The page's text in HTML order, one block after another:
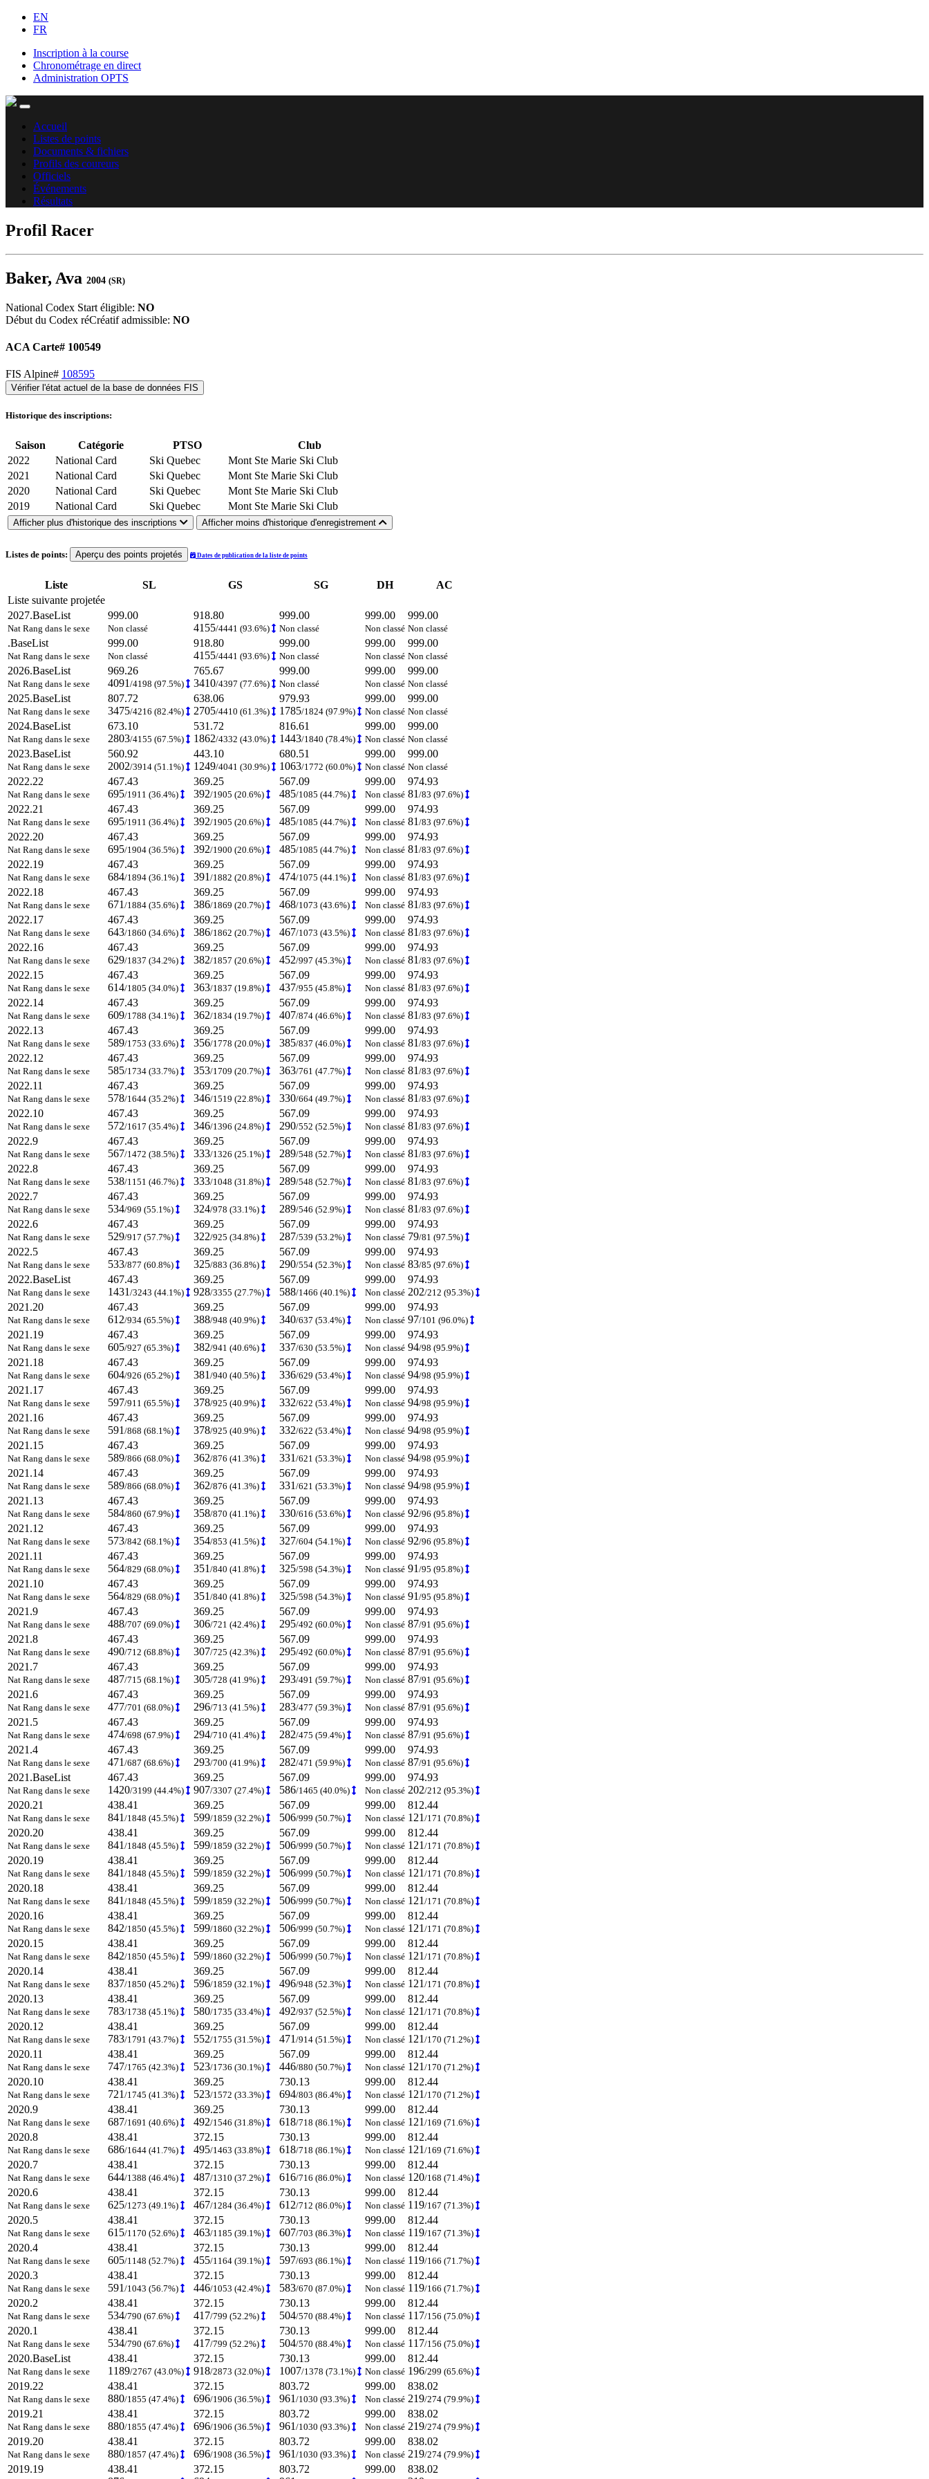
EN
FR
Inscription à la course
Chronométrage en direct
Administration OPTS
Accueil
Listes de points
Documents & fichiers
Profils des coureurs
Officiels
Événements
Résultats
Profil Racer
Baker, Ava 2004 (SR)
National Codex Start éligible: NO
Début du Codex réCréatif admissible: NO
ACA Carte# 100549
FIS Alpine# 108595
Vérifier l'état actuel de la base de données FIS
Historique des inscriptions:
Saison Catégorie PTSO
Club
2022
National Card Ski Quebec
Mont Ste Marie Ski Club
2021
National Card Ski Quebec
Mont Ste Marie Ski Club
2020
National Card Ski Quebec
Mont Ste Marie Ski Club
2019
National Card Ski Quebec Mont Ste Marie Ski Club
Afficher plus d'historique des inscriptions Afficher moins d'historique d'enregistrement
Listes de points: Aperçu des points projetés Dates de publication de la liste de points
Liste SL GS SG DH
AC
Liste suivante projetée
2027.BaseList
Nat Rang dans le sexe
999.00
Non classé
918.80
4155/4441 (93.6%)
999.00
Non classé
999.00
Non classé
999.00
Non classé
.BaseList
Nat Rang dans le sexe
999.00
Non classé
918.80
4155/4441 (93.6%)
999.00
Non classé
999.00
Non classé
999.00
Non classé
2026.BaseList
Nat Rang dans le sexe
969.26
4091 /4198 (97.5%)
765.67
3410/4397 (77.6%)
999.00
Non classé
999.00
Non classé
999.00
Non classé
2025.BaseList
Nat Rang dans le sexe
807.72
3475/4216 (82.4%)
638.06
2705/4410 (61.3%)
979.93
1785/1824 (97.9%)
999.00
Non classé
999.00
Non classé
2024.BaseList
Nat Rang dans le sexe
673.10
2803/4155 (67.5%)
531.72
1862/4332 (43.0%)
816.61
1443/1840 (78.4%)
999.00
Non classé
999.00
Non classé
2023.BaseList
Nat Rang dans le sexe
560.92
2002/3914 (51.1%)
443.10
1249/4041 (30.9%)
680.51
1063/1772 (60.0%)
999.00
Non classé
999.00
Non classé
2022.22
Nat Rang dans le sexe
467.43
695/1911 (36.4%)
369.25
392/1905 (20.6%)
567.09
485/1085 (44.7%)
999.00
Non classé
974.93
81 /83 (97.6%)
2022.21
Nat Rang dans le sexe
467.43
695/1911 (36.4%)
369.25
392/1905 (20.6%)
567.09
485/1085 (44.7%)
999.00
Non classé
974.93
81 /83 (97.6%)
2022.20
Nat Rang dans le sexe
467.43
695/1904 (36.5%)
369.25
392/1900 (20.6%)
567.09
485/1085 (44.7%)
999.00
Non classé
974.93
81 /83 (97.6%)
2022.19
Nat Rang dans le sexe
467.43
684/1894 (36.1%)
369.25
391 /1882 (20.8%)
567.09
474/1075 (44.1%)
999.00
Non classé
974.93
81 /83 (97.6%)
2022.18
Nat Rang dans le sexe
467.43
671 /1884 (35.6%)
369.25
386/1869 (20.7%)
567.09
468/1073 (43.6%)
999.00
Non classé
974.93
81 /83 (97.6%)
2022.17
Nat Rang dans le sexe
467.43
643/1860 (34.6%)
369.25
386/1862 (20.7%)
567.09
467/1073 (43.5%)
999.00
Non classé
974.93
81 /83 (97.6%)
2022.16
Nat Rang dans le sexe
467.43
629/1837 (34.2%)
369.25
382/1857 (20.6%)
567.09
452/997 (45.3%)
999.00
Non classé
974.93
81 /83 (97.6%)
2022.15
Nat Rang dans le sexe
467.43
614/1805 (34.0%)
369.25
363/1837 (19.8%)
567.09
437/955 (45.8%)
999.00
Non classé
974.93
81 /83 (97.6%)
2022.14
Nat Rang dans le sexe
467.43
609/1788 (34.1%)
369.25
362/1834 (19.7%)
567.09
407/874 (46.6%)
999.00
Non classé
974.93
81 /83 (97.6%)
2022.13
Nat Rang dans le sexe
467.43
589/1753 (33.6%)
369.25
356/1778 (20.0%)
567.09
385/837 (46.0%)
999.00
Non classé
974.93
81 /83 (97.6%)
2022.12
Nat Rang dans le sexe
467.43
585/1734 (33.7%)
369.25
353/1709 (20.7%)
567.09
363/761 (47.7%)
999.00
Non classé
974.93
81 /83 (97.6%)
2022.11
Nat Rang dans le sexe
467.43
578/1644 (35.2%)
369.25
346/1519 (22.8%)
567.09
330/664 (49.7%)
999.00
Non classé
974.93
81 /83 (97.6%)
2022.10
Nat Rang dans le sexe
467.43
572/1617 (35.4%)
369.25
346/1396 (24.8%)
567.09
290/552 (52.5%)
999.00
Non classé
974.93
81 /83 (97.6%)
2022.9
Nat Rang dans le sexe
467.43
567/1472 (38.5%)
369.25
333/1326 (25.1%)
567.09
289/548 (52.7%)
999.00
Non classé
974.93
81 /83 (97.6%)
2022.8
Nat Rang dans le sexe
467.43
538/1151 (46.7%)
369.25
333/1048 (31.8%)
567.09
289/548 (52.7%)
999.00
Non classé
974.93
81 /83 (97.6%)
2022.7
Nat Rang dans le sexe
467.43
534/969 (55.1%)
369.25
324/978 (33.1%)
567.09
289/546 (52.9%)
999.00
Non classé
974.93
81 /83 (97.6%)
2022.6
Nat Rang dans le sexe
467.43
529/917 (57.7%)
369.25
322/925 (34.8%)
567.09
287/539 (53.2%)
999.00
Non classé
974.93
79/81 (97.5%)
2022.5
Nat Rang dans le sexe
467.43
533/877 (60.8%)
369.25
325/883 (36.8%)
567.09
290/554 (52.3%)
999.00
Non classé
974.93
83/85 (97.6%)
2022.BaseList
Nat Rang dans le sexe
467.43
1431 /3243 (44.1%)
369.25
928/3355 (27.7%)
567.09
588/1466 (40.1%)
999.00
Non classé
974.93
202/212 (95.3%)
2021.20
Nat Rang dans le sexe
467.43
612/934 (65.5%)
369.25
388/948 (40.9%)
567.09
340/637 (53.4%)
999.00
Non classé
974.93
97/101 (96.0%)
2021.19
Nat Rang dans le sexe
467.43
605/927 (65.3%)
369.25
382/941 (40.6%)
567.09
337/630 (53.5%)
999.00
Non classé
974.93
94/98 (95.9%)
2021.18
Nat Rang dans le sexe
467.43
604/926 (65.2%)
369.25
381 /940 (40.5%)
567.09
336/629 (53.4%)
999.00
Non classé
974.93
94/98 (95.9%)
2021.17
Nat Rang dans le sexe
467.43
597/911 (65.5%)
369.25
378/925 (40.9%)
567.09
332/622 (53.4%)
999.00
Non classé
974.93
94/98 (95.9%)
2021.16
Nat Rang dans le sexe
467.43
591 /868 (68.1%)
369.25
378/925 (40.9%)
567.09
332/622 (53.4%)
999.00
Non classé
974.93
94/98 (95.9%)
2021.15
Nat Rang dans le sexe
467.43
589/866 (68.0%)
369.25
362/876 (41.3%)
567.09
331 /621 (53.3%)
999.00
Non classé
974.93
94/98 (95.9%)
2021.14
Nat Rang dans le sexe
467.43
589/866 (68.0%)
369.25
362/876 (41.3%)
567.09
331 /621 (53.3%)
999.00
Non classé
974.93
94/98 (95.9%)
2021.13
Nat Rang dans le sexe
467.43
584/860 (67.9%)
369.25
358/870 (41.1%)
567.09
330/616 (53.6%)
999.00
Non classé
974.93
92/96 (95.8%)
2021.12
Nat Rang dans le sexe
467.43
573/842 (68.1%)
369.25
354/853 (41.5%)
567.09
327/604 (54.1%)
999.00
Non classé
974.93
92/96 (95.8%)
2021.11
Nat Rang dans le sexe
467.43
564/829 (68.0%)
369.25
351 /840 (41.8%)
567.09
325/598 (54.3%)
999.00
Non classé
974.93
91 /95 (95.8%)
2021.10
Nat Rang dans le sexe
467.43
564/829 (68.0%)
369.25
351 /840 (41.8%)
567.09
325/598 (54.3%)
999.00
Non classé
974.93
91 /95 (95.8%)
2021.9
Nat Rang dans le sexe
467.43
488/707 (69.0%)
369.25
306/721 (42.4%)
567.09
295/492 (60.0%)
999.00
Non classé
974.93
87/91 (95.6%)
2021.8
Nat Rang dans le sexe
467.43
490/712 (68.8%)
369.25
307/725 (42.3%)
567.09
295/492 (60.0%)
999.00
Non classé
974.93
87/91 (95.6%)
2021.7
Nat Rang dans le sexe
467.43
487/715 (68.1%)
369.25
305/728 (41.9%)
567.09
293/491 (59.7%)
999.00
Non classé
974.93
87/91 (95.6%)
2021.6
Nat Rang dans le sexe
467.43
477/701 (68.0%)
369.25
296/713 (41.5%)
567.09
283/477 (59.3%)
999.00
Non classé
974.93
87/91 (95.6%)
2021.5
Nat Rang dans le sexe
467.43
474/698 (67.9%)
369.25
294/710 (41.4%)
567.09
282/475 (59.4%)
999.00
Non classé
974.93
87/91 (95.6%)
2021.4
Nat Rang dans le sexe
467.43
471 /687 (68.6%)
369.25
293/700 (41.9%)
567.09
282/471 (59.9%)
999.00
Non classé
974.93
87/91 (95.6%)
2021.BaseList
Nat Rang dans le sexe
467.43
1420/3199 (44.4%)
369.25
907/3307 (27.4%)
567.09
586/1465 (40.0%)
999.00
Non classé
974.93
202/212 (95.3%)
2020.21
Nat Rang dans le sexe
438.41
841 /1848 (45.5%)
369.25
599/1859 (32.2%)
567.09
506/999 (50.7%)
999.00
Non classé
812.44
121 /171 (70.8%)
2020.20
Nat Rang dans le sexe
438.41
841 /1848 (45.5%)
369.25
599/1859 (32.2%)
567.09
506/999 (50.7%)
999.00
Non classé
812.44
121 /171 (70.8%)
2020.19
Nat Rang dans le sexe
438.41
841 /1848 (45.5%)
369.25
599/1859 (32.2%)
567.09
506/999 (50.7%)
999.00
Non classé
812.44
121 /171 (70.8%)
2020.18
Nat Rang dans le sexe
438.41
841 /1848 (45.5%)
369.25
599/1859 (32.2%)
567.09
506/999 (50.7%)
999.00
Non classé
812.44
121 /171 (70.8%)
2020.16
Nat Rang dans le sexe
438.41
842/1850 (45.5%)
369.25
599/1860 (32.2%)
567.09
506/999 (50.7%)
999.00
Non classé
812.44
121 /171 (70.8%)
2020.15
Nat Rang dans le sexe
438.41
842/1850 (45.5%)
369.25
599/1860 (32.2%)
567.09
506/999 (50.7%)
999.00
Non classé
812.44
121 /171 (70.8%)
2020.14
Nat Rang dans le sexe
438.41
837/1850 (45.2%)
369.25
596/1859 (32.1%)
567.09
496/948 (52.3%)
999.00
Non classé
812.44
121 /171 (70.8%)
2020.13
Nat Rang dans le sexe
438.41
783/1738 (45.1%)
369.25
580/1735 (33.4%)
567.09
492/937 (52.5%)
999.00
Non classé
812.44
121 /171 (70.8%)
2020.12
Nat Rang dans le sexe
438.41
783/1791 (43.7%)
369.25
552/1755 (31.5%)
567.09
471 /914 (51.5%)
999.00
Non classé
812.44
121 /170 (71.2%)
2020.11
Nat Rang dans le sexe
438.41
747/1765 (42.3%)
369.25
523/1736 (30.1%)
567.09
446/880 (50.7%)
999.00
Non classé
812.44
121 /170 (71.2%)
2020.10
Nat Rang dans le sexe
438.41
721 /1745 (41.3%)
369.25
523/1572 (33.3%)
730.13
694/803 (86.4%)
999.00
Non classé
812.44
121 /170 (71.2%)
2020.9
Nat Rang dans le sexe
438.41
687/1691 (40.6%)
369.25
492/1546 (31.8%)
730.13
618/718 (86.1%)
999.00
Non classé
812.44
121 /169 (71.6%)
2020.8
Nat Rang dans le sexe
438.41
686/1644 (41.7%)
372.15
495/1463 (33.8%)
730.13
618/718 (86.1%)
999.00
Non classé
812.44
121 /169 (71.6%)
2020.7
Nat Rang dans le sexe
438.41
644/1388 (46.4%)
372.15
487/1310 (37.2%)
730.13
616/716 (86.0%)
999.00
Non classé
812.44
120/168 (71.4%)
2020.6
Nat Rang dans le sexe
438.41
625/1273 (49.1%)
372.15
467/1284 (36.4%)
730.13
612/712 (86.0%)
999.00
Non classé
812.44
119/167 (71.3%)
2020.5
Nat Rang dans le sexe
438.41
615/1170 (52.6%)
372.15
463/1185 (39.1%)
730.13
607/703 (86.3%)
999.00
Non classé
812.44
119/167 (71.3%)
2020.4
Nat Rang dans le sexe
438.41
605/1148 (52.7%)
372.15
455/1164 (39.1%)
730.13
597/693 (86.1%)
999.00
Non classé
812.44
119/166 (71.7%)
2020.3
Nat Rang dans le sexe
438.41
591 /1043 (56.7%)
372.15
446/1053 (42.4%)
730.13
583/670 (87.0%)
999.00
Non classé
812.44
119/166 (71.7%)
2020.2
Nat Rang dans le sexe
438.41
534/790 (67.6%)
372.15
417/799 (52.2%)
730.13
504/570 (88.4%)
999.00
Non classé
812.44
117/156 (75.0%)
2020.1
Nat Rang dans le sexe
438.41
534/790 (67.6%)
372.15
417/799 (52.2%)
730.13
504/570 (88.4%)
999.00
Non classé
812.44
117/156 (75.0%)
2020.BaseList
Nat Rang dans le sexe
438.41
1189/2767 (43.0%)
372.15
918/2873 (32.0%)
730.13
1007/1378 (73.1%)
999.00
Non classé
812.44
196/299 (65.6%)
2019.22
Nat Rang dans le sexe
438.41
880/1855 (47.4%)
372.15
696/1906 (36.5%)
803.72
961 /1030 (93.3%)
999.00
Non classé
838.02
219/274 (79.9%)
2019.21
Nat Rang dans le sexe
438.41
880/1855 (47.4%)
372.15
696/1906 (36.5%)
803.72
961 /1030 (93.3%)
999.00
Non classé
838.02
219/274 (79.9%)
2019.20
Nat Rang dans le sexe
438.41
880/1857 (47.4%)
372.15
696/1908 (36.5%)
803.72
961 /1030 (93.3%)
999.00
Non classé
838.02
219/274 (79.9%)
2019.19
438.41
372.15
803.72
999.00
838.02